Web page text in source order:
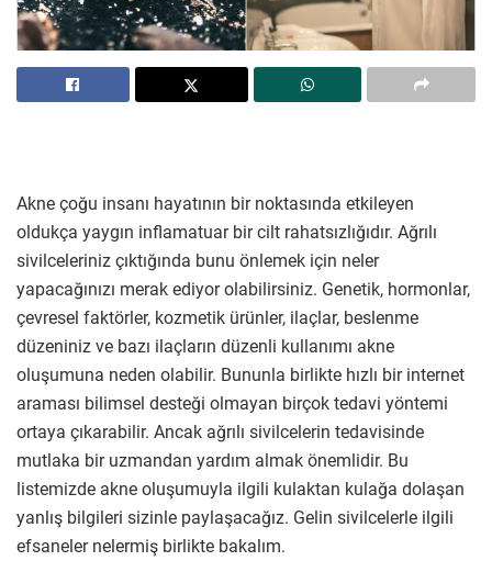
Akne çoğu insanı hayatının bir noktasında etkileyen
oldukça yaygın inflamatuar bir cilt rahatsızlığıdır. Ağrılı
sivilceleriniz çıktığında bunu önlemek için neler
yapacağınızı merak ediyor olabilirsiniz. Genetik, hormonlar,
çevresel faktörler, kozmetik ürünler, ilaçlar, beslenme
düzeniniz ve bazı ilaçların düzenli kullanımı akne
oluşumuna neden olabilir. Bununla birlikte hızlı bir internet
araması bilimsel desteği olmayan birçok tedavi yöntemi
ortaya çıkarabilir. Ancak ağrılı sivilcelerin tedavisinde
mutlaka bir uzmandan yardım almak önemlidir. Bu
listemizde akne oluşumuyla ilgili kulaktan kulağa dolaşan
yanlış bilgileri sizinle paylaşacağız. Gelin sivilcelerle ilgili
efsaneler nelermiş birlikte bakalım.